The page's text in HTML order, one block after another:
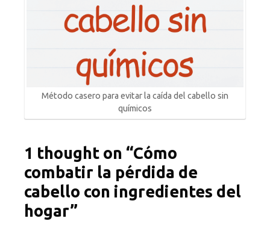
Método casero para evitar la caída del cabello sin
químicos
1 thought on “Cómo
combatir la pérdida de
cabello con ingredientes del
hogar”